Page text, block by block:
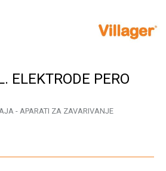
ELEKTRODE PERO
- APARATI ZA ZAVARIVANJE